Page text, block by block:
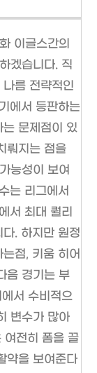
이글스간의
겠습니다. 직
름 전략적인
에서 등판하는
문제점이 있
뤄지는 점을
능성이 보여
는 리그에서
서 최대 퀄리
. 하지만 원정
점, 키움 히어
음 경기는 부
서 수비적으
변수가 많아
여전히 폼을 끌
약을 보여준다